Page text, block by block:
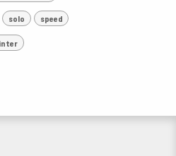
solo speed